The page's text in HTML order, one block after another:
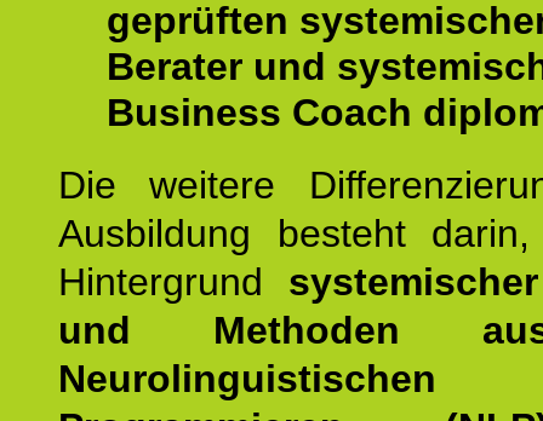
geprüften
Berater und
Business Coach
Die weitere
Ausbildung besteht
Hintergrund
und Methoden
Neurolinguistischen